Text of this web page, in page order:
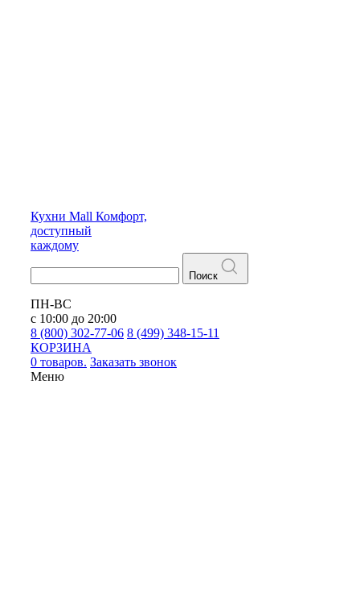
Кухни Mall Комфорт,
доступный
каждому
Поиск
ПН-ВС
с 10:00 до 20:00
8 (800) 302-77-06 8 (499) 348-15-11
КОРЗИНА
0 товаров. Заказать звонок
Меню